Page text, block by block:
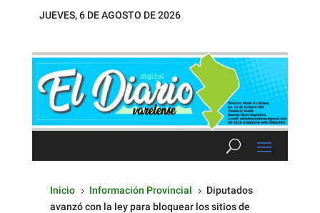
JUEVES, 6 DE AGOSTO DE 2026
Inicio 5 Información Provincial 5 Diputados
avanzó con la ley para bloquear los sitios de